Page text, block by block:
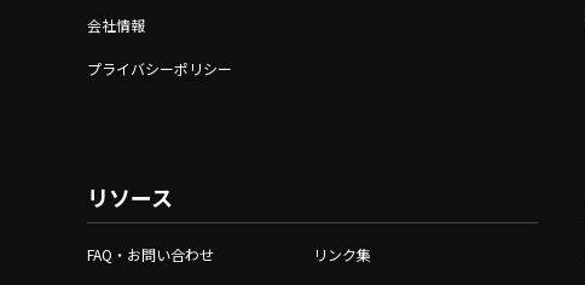
会社情報
プライバシーポリシー
リソース
FAQ・お問い合わせ リンク集